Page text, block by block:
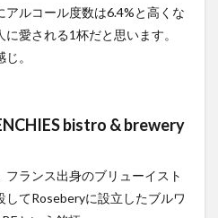
アルコール度数は6.4%と高くな
愛される1杯だと思います。
。
bistro & brewery
フランス出身のブリューイスト
てRoseberyに設立したブルワ